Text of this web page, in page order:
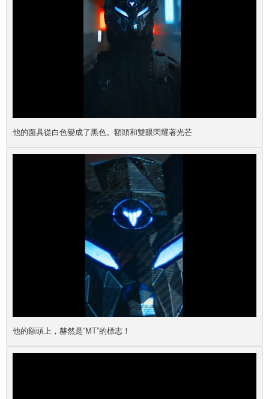
他的面具從白色變成了黑色。額頭和雙眼閃耀著光芒
他的額頭上，赫然是“MT”的標志！